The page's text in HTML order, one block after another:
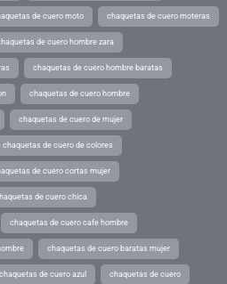
de cuero moto chaquetas de cuero moteras
de cuero hombre zara
chaquetas de cuero hombre baratas
chaquetas de cuero hombre
chaquetas de cuero de mujer
chaquetas de cuero de colores
de cuero cortas mujer
de cuero chica
chaquetas de cuero cafe hombre
chaquetas de cuero baratas mujer
chaquetas de cuero azul chaquetas de cuero